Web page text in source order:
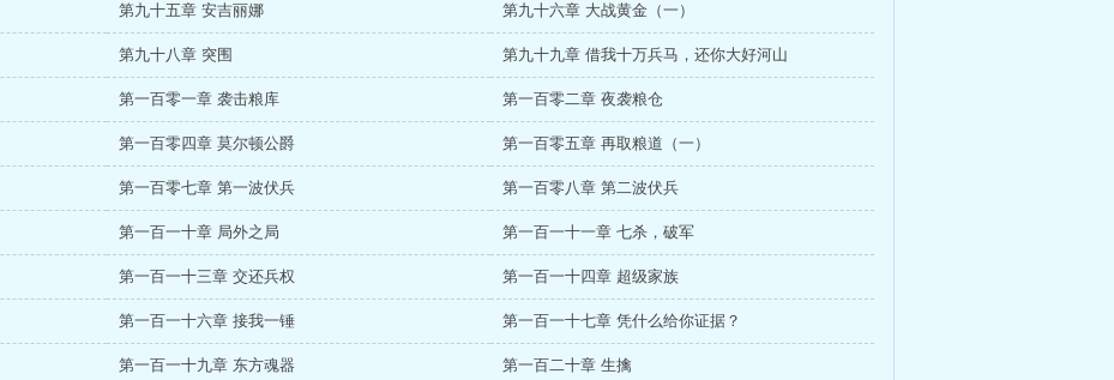
第九十五章 安吉丽娜 第九十六章 大战黄金（一）
第九十八章 突围 第九十九章 借我十万兵马，还你大好河山
第一百零一章 袭击粮库 第一百零二章 夜袭粮仓
第一百零四章 莫尔顿公爵 第一百零五章 再取粮道（一）
第一百零七章 第一波伏兵 第一百零八章 第二波伏兵
第一百一十章 局外之局 第一百一十一章 七杀，破军
第一百一十三章 交还兵权 第一百一十四章 超级家族
第一百一十六章 接我一锤 第一百一十七章 凭什么给你证据？
第一百一十九章 东方魂器 第一百二十章 生擒